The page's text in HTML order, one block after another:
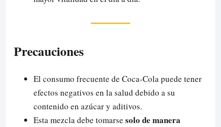
Precauciones
El consumo frecuente de Coca-Cola puede tener
efectos negativos en la salud debido a su
contenido en azúcar y aditivos.
Esta mezcla debe tomarse solo de manera